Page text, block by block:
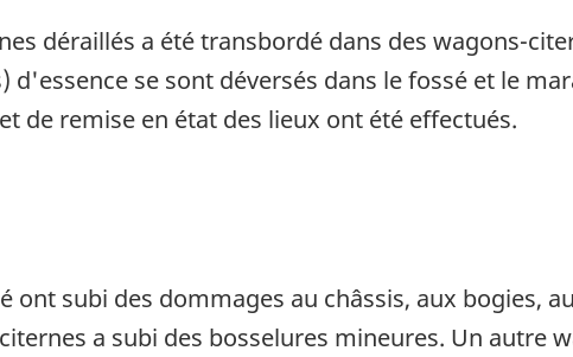
déraillés a été transbordé dans des wagons-
d'essence se sont déversés dans le fossé et le
de remise en état des lieux ont été effectués.
ont subi des dommages au châssis, aux bogies,
a subi des bosselures mineures. Un autre